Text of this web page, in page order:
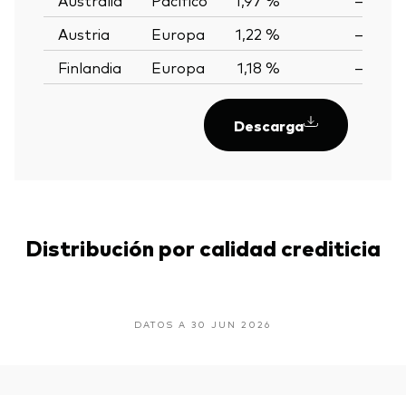
Austria
Europa 1,22 %
—
Finlandia
Europa 1,18 % —
Descarga
Distribución por calidad crediticia
DATOS A 30 JUN 2026